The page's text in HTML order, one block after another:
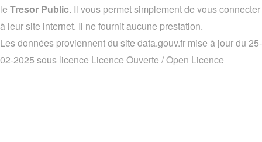
le Tresor Public. Il vous permet simplement de vous connecter
à leur site internet. Il ne fournit aucune prestation.
Les données proviennent du site data.gouv.fr mise à jour du 25-
02-2025 sous licence Licence Ouverte / Open Licence